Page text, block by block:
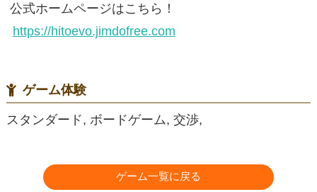
公式ホームページはこちら！
https://hitoevo.jimdofree.com
ゲーム体験
スタンダード, ボードゲーム, 交渉,
ゲーム一覧に戻る